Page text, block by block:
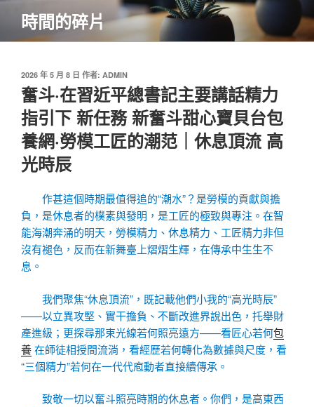
主
時間的碎片
發
佈
於
2026 年 5 月 8 日 作者: ADMIN
奮斗·在習近平總書記主要講話精力
指引下 新任務 新奮斗甜心寶貝台包
養網·勞模工匠的潮范｜休息頂流 高
光時辰
作甚這個時期最值得追的“潮水”？是勞模的貢獻與擔
負，是休息者的樸素與發明，是工匠的極致與專注。在智
能海潮奔涌的明天，勞模精力、休息精力、工匠精力非但
沒有褪色，反而在新舞臺上熠熠生輝，在傳承中生生不
息。
我們聚焦“休息頂流”，既記載他們小我的“高光時辰”
——以立異攻堅、實干擔負、不斷改進界說出色，托舉財
產進級；更探尋那束光線若何照亮遠方——看匠心若何包
養在師徒相授間流淌，看經歷若何轉化為數據與尺度，看
“三個精力”若何在一代代庖動者直接續傳承。
致敬一切以奮斗照亮時期的休息者。你們，是高東西